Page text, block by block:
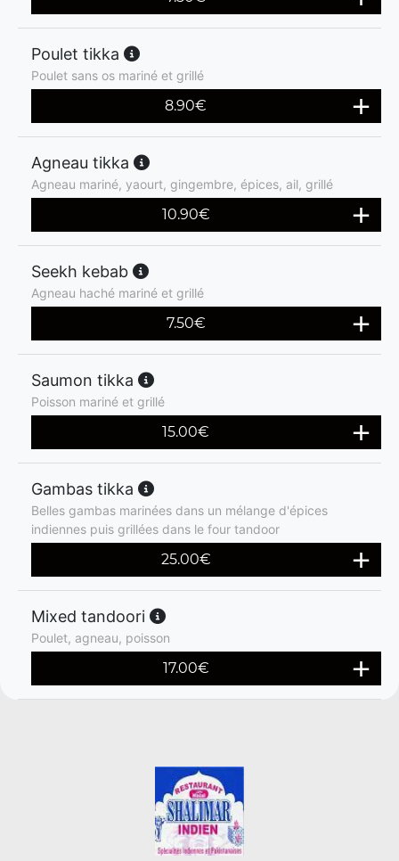
Poulet tikka
Poulet sans os mariné et grillé
8.90€
Agneau tikka
Agneau mariné, yaourt, gingembre, épices, ail, grillé
10.90€
Seekh kebab
Agneau haché mariné et grillé
7.50€
Saumon tikka
Poisson mariné et grillé
15.00€
Gambas tikka
Belles gambas marinées dans un mélange d'épices
indiennes puis grillées dans le four tandoor
25.00€
Mixed tandoori
Poulet, agneau, poisson
17.00€